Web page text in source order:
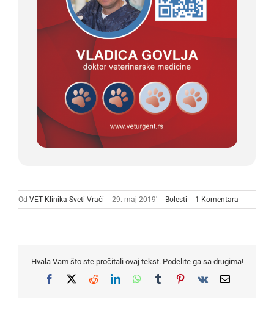
Od VET Klinika Sveti Vrači | 29. maj 2019' | Bolesti | 1 Komentara
Hvala Vam što ste pročitali ovaj tekst. Podelite ga sa drugima!
Facebook
X RedditLinkedInWhatsApp
TumblrPinterest
Vk Email